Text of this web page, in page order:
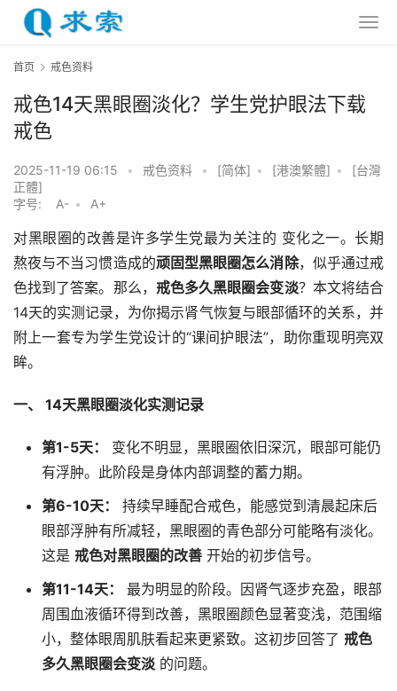
首页 戒色资料
戒色14天黑眼圈淡化？学生党护眼法下载
戒色
2025-11-19 06:15 • 戒色资料 • [简体] • [港澳繁體] •
[台灣
正體]
字号:
A- • A+
对黑眼圈的改善是许多学生党最为关注的 变化之一。长期
熬夜与不当习惯造成的顽固型黑眼圈怎么消除，似乎通过戒
色找到了答案。那么， 戒色多久黑眼圈会变淡？本文将结合
14天的实测记录，为你揭示肾气恢复与眼部循环的关系，并
附上一套专为学生党设计的“课间护眼法”，助你重现明亮双
眸。
一、 14天黑眼圈淡化实测记录
第1-5天：
变化不明显，黑眼圈依旧深沉，眼部可能仍
有浮肿。此阶段是身体内部调整的蓄力期。
第6-10天：
持续早睡配合戒色，能感觉到清晨起床后
眼部浮肿有所减轻，黑眼圈的青色部分可能略有淡化。
这是 戒色对黑眼圈的改善 开始的初步信号。
第11-14天：
最为明显的阶段。因肾气逐步充盈，眼部
周围血液循环得到改善，黑眼圈颜色显著变浅，范围缩
小，整体眼周肌肤看起来更紧致。这初步回答了 戒色
多久黑眼圈会变淡 的问题。